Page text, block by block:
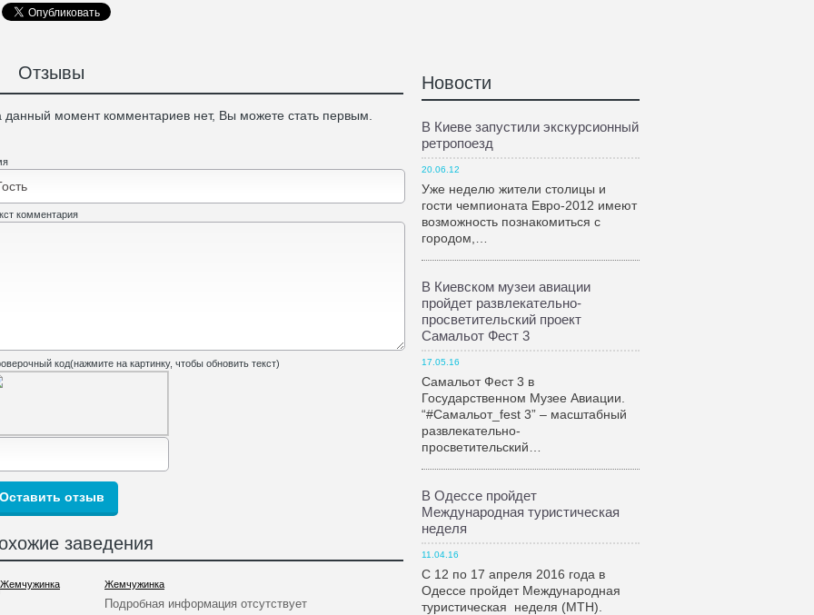
Отзывы
данный момент комментариев нет, Вы можете стать первым.
комментария
код(нажмите на картинку, чтобы обновить текст)
заведения
Жемчужинка
Подробная информация отсутствует
Новости
В Киеве запустили экскурсионный
ретропоезд
20.06.12
Уже неделю жители столицы и
гости чемпионата Евро-2012 имеют
возможность познакомиться с
городом,…
В Киевском музеи авиации
пройдет развлекательно-
просветительский проект
Самальот Фест 3
17.05.16
Самальот Фест 3 в
Государственном Музее Авиации.
“#Самальот_fest 3” – масштабный
развлекательно-
просветительский…
В Одессе пройдет
Международная туристическая
неделя
11.04.16
С 12 по 17 апреля 2016 года в
Одессе пройдет Международная
туристическая неделя (МТН).